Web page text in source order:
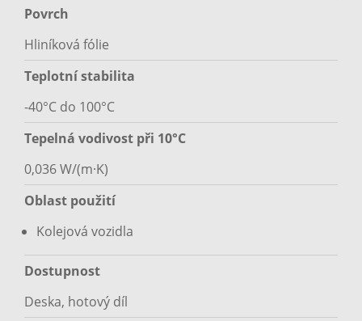
Povrch
Hliníková fólie
Teplotní stabilita
-40°C do 100°C
Tepelná vodivost při 10°C
0,036 W/(m·K)
Oblast použití
Kolejová vozidla
Dostupnost
Deska, hotový díl